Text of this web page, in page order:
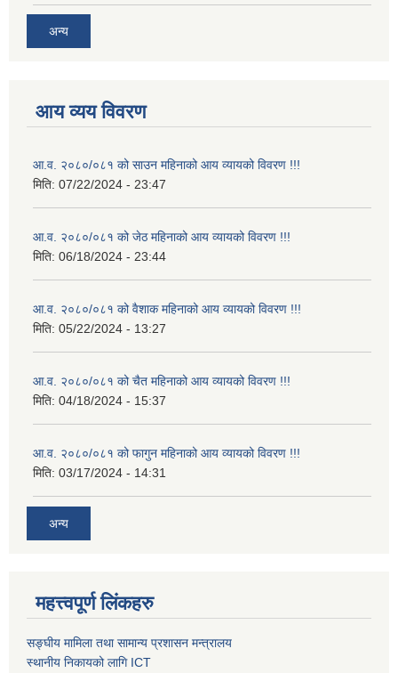
अन्य
आय व्यय विवरण
आ.व. २०८०/०८१ को साउन महिनाको आय व्यायको विवरण !!!
मिति: 07/22/2024 - 23:47
आ.व. २०८०/०८१ को जेठ महिनाको आय व्यायको विवरण !!!
मिति: 06/18/2024 - 23:44
आ.व. २०८०/०८१ को वैशाक महिनाको आय व्यायको विवरण !!!
मिति: 05/22/2024 - 13:27
आ.व. २०८०/०८१ को चैत महिनाको आय व्यायको विवरण !!!
मिति: 04/18/2024 - 15:37
आ.व. २०८०/०८१ को फागुन महिनाको आय व्यायको विवरण !!!
मिति: 03/17/2024 - 14:31
अन्य
महत्त्वपूर्ण लिंकहरु
सङ्घीय मामिला तथा सामान्य प्रशासन मन्त्रालय
स्थानीय निकायको लागि ICT